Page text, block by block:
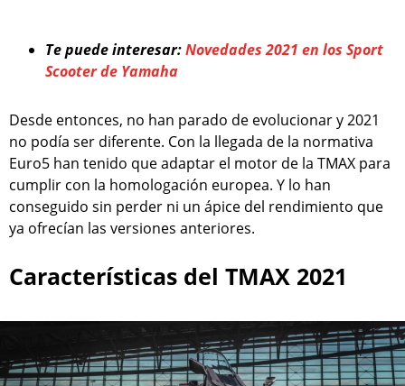
Te puede interesar:Novedades 2021 en los Sport
Scooter de Yamaha
Desde entonces, no han parado de evolucionar y 2021
no podía ser diferente. Con la llegada de la normativa
Euro5 han tenido que adaptar el motor de la TMAX para
cumplir con la homologación europea. Y lo han
conseguido sin perder ni un ápice del rendimiento que
ya ofrecían las versiones anteriores.
Características del TMAX 2021